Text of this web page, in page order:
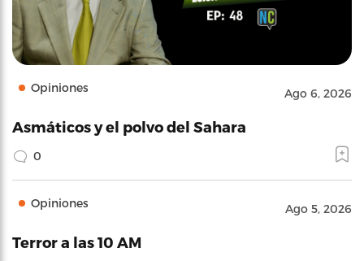
Opiniones Ago 6, 2026
Asmáticos y el polvo del Sahara
0
Opiniones Ago 5, 2026
Terror a las 10 AM